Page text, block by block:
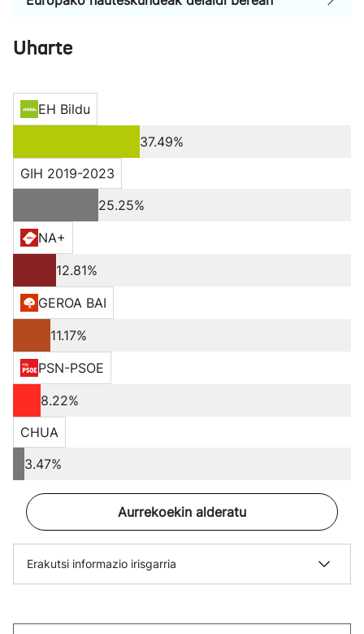
Uharte
EH Bildu
37.49%
GIH 2019-2023
25.25%
NA+
12.81%
GEROA BAI
11.17%
PSN-PSOE
8.22%
CHUA
3.47%
Aurrekoekin alderatu
Erakutsi informazio irisgarria